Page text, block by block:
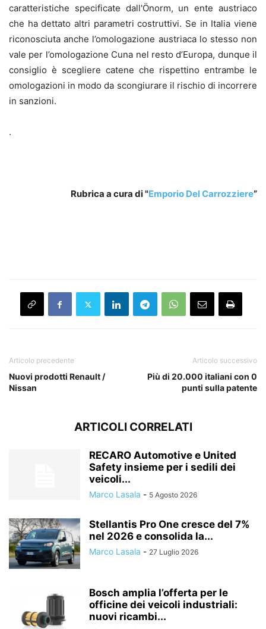
caratteristiche specificate dall'Önorm, un ente austriaco
che ha dettato altri parametri costruttivi. Se in Italia viene
riconosciuta anche l’omologazione austriaca lo stesso non
vale per l’omologazione Cuna nel resto d’Europa, dunque il
consiglio è scegliere catene che rispettino entrambe le
omologazioni in modo da scongiurare il rischio di incorrere
in sanzioni.
.
Rubrica a cura di "Emporio Del Carrozziere”
Articolo precedente
Nuovi prodotti Renault /
Nissan
Articolo successivo
Più di 20.000 italiani con 0
punti sulla patente
ARTICOLI CORRELATI
RECARO Automotive e United
Safety insieme per i sedili dei
veicoli...
Marco Lasala - 5 Agosto 2026
Stellantis Pro One cresce del 7%
nel 2026 e consolida la...
Marco Lasala - 27 Luglio 2026
Bosch amplia l’offerta per le
officine dei veicoli industriali:
nuovi ricambi...